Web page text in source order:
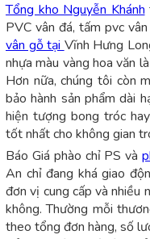
Tổng kho Nguyễn Khánh
PVC vân đá, tấm pvc
vân gỗ tại Vĩnh Hưng
nhựa màu vàng hoa văn
Hơn nữa, chúng tôi còn
bảo hành sản phẩm dài
hiện tượng bong tróc
tốt nhất cho không gian
Báo Giá phào chỉ PS và
An chỉ đang khá giao
đơn vị cung cấp và
không. Thường mỗi
theo tổng đơn hàng, số